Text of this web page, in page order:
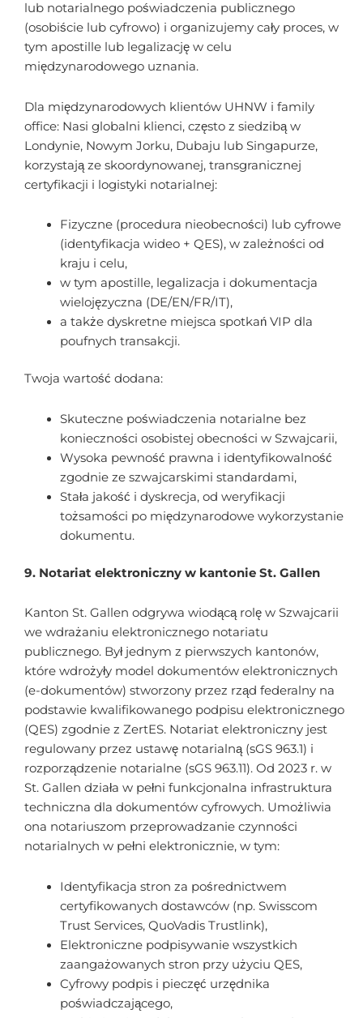
lub notarialnego poświadczenia publicznego
(osobiście lub cyfrowo) i organizujemy cały proces, w
tym apostille lub legalizację w celu
międzynarodowego uznania.
Dla międzynarodowych klientów UHNW i family
office: Nasi globalni klienci, często z siedzibą w
Londynie, Nowym Jorku, Dubaju lub Singapurze,
korzystają ze skoordynowanej, transgranicznej
certyfikacji i logistyki notarialnej:
Fizyczne (procedura nieobecności) lub cyfrowe
(identyfikacja wideo + QES), w zależności od
kraju i celu,
w tym apostille, legalizacja i dokumentacja
wielojęzyczna (DE/EN/FR/IT),
a także dyskretne miejsca spotkań VIP dla
poufnych transakcji.
Twoja wartość dodana:
Skuteczne poświadczenia notarialne bez
konieczności osobistej obecności w Szwajcarii,
Wysoka pewność prawna i identyfikowalność
zgodnie ze szwajcarskimi standardami,
Stała jakość i dyskrecja, od weryfikacji
tożsamości po międzynarodowe wykorzystanie
dokumentu.
9. Notariat elektroniczny w kantonie St. Gallen
Kanton St. Gallen odgrywa wiodącą rolę w Szwajcarii
we wdrażaniu elektronicznego notariatu
publicznego. Był jednym z pierwszych kantonów,
które wdrożyły model dokumentów elektronicznych
(e-dokumentów) stworzony przez rząd federalny na
podstawie kwalifikowanego podpisu elektronicznego
(QES) zgodnie z ZertES. Notariat elektroniczny jest
regulowany przez ustawę notarialną (sGS 963.1) i
rozporządzenie notarialne (sGS 963.11). Od 2023 r. w
St. Gallen działa w pełni funkcjonalna infrastruktura
techniczna dla dokumentów cyfrowych. Umożliwia
ona notariuszom przeprowadzanie czynności
notarialnych w pełni elektronicznie, w tym:
Identyfikacja stron za pośrednictwem
certyfikowanych dostawców (np. Swisscom
Trust Services, QuoVadis Trustlink),
Elektroniczne podpisywanie wszystkich
zaangażowanych stron przy użyciu QES,
Cyfrowy podpis i pieczęć urzędnika
poświadczającego,